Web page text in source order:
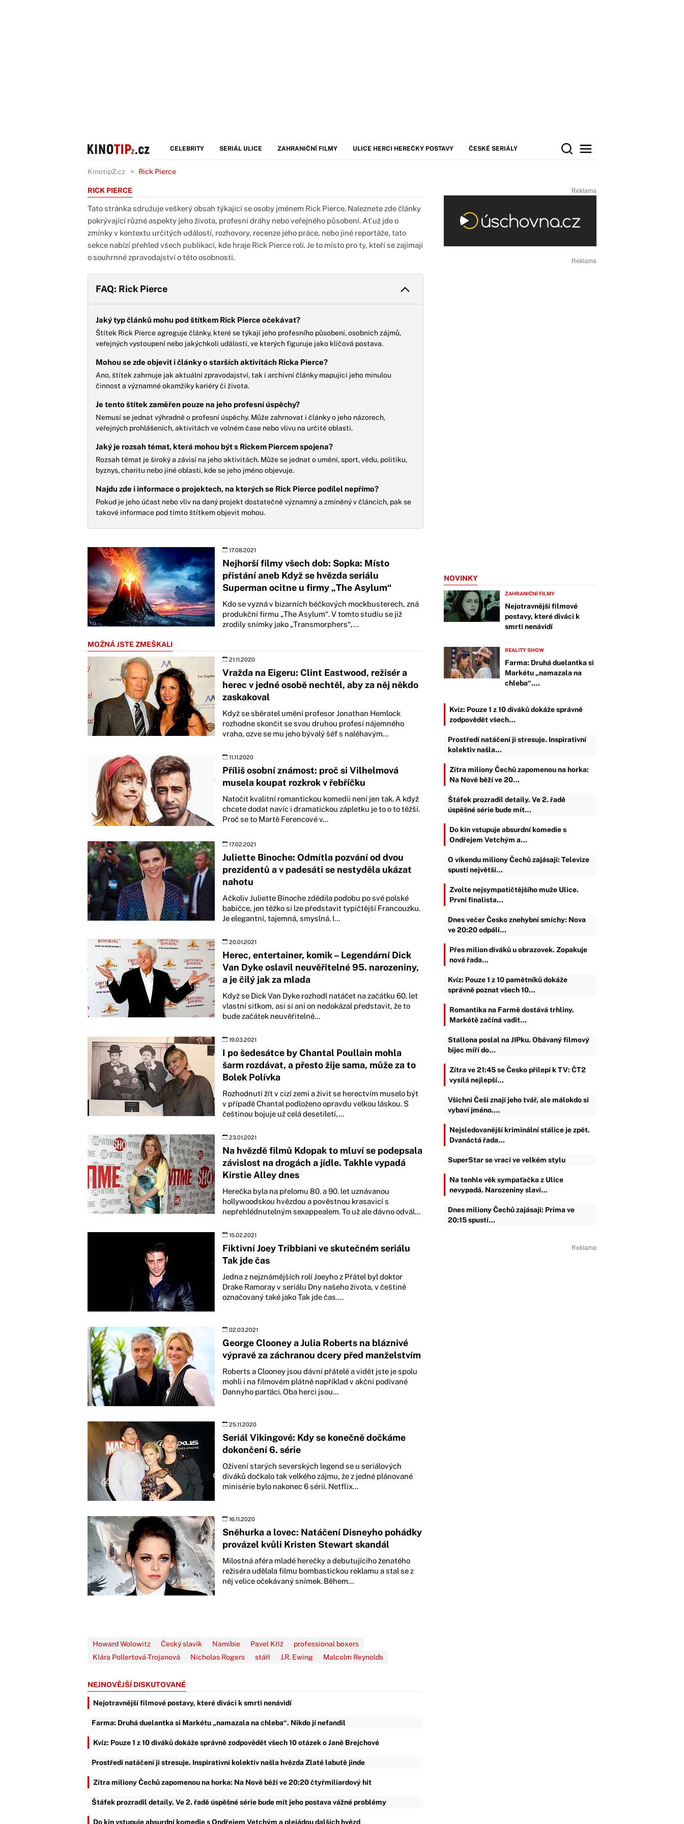
CELEBRITY SERIÁL ULICE ZAHRANIČNÍ FILMY ULICE HERCI HEREČKY POSTAVY ČESKÉ SERIÁLY
Kinotip2.cz Rick Pierce
RICK PIERCE
Tato stránka sdružuje veškerý obsah týkající se osoby jménem Rick Pierce. Naleznete zde články
pokrývající různé aspekty jeho života, profesní dráhy nebo veřejného působení. Ať už jde o
zmínky v kontextu určitých událostí, rozhovory, recenze jeho práce, nebo jiné reportáže, tato
sekce nabízí přehled všech publikací, kde hraje Rick Pierce roli. Je to místo pro ty, kteří se zajímají
o souhrnné zpravodajství o této osobnosti.
FAQ: Rick Pierce
Jaký typ článků mohu pod štítkem Rick Pierce očekávat?
Štítek Rick Pierce agreguje články, které se týkají jeho profesního působení, osobních zájmů,
veřejných vystoupení nebo jakýchkoli událostí, ve kterých figuruje jako klíčová postava.
Mohou se zde objevit i články o starších aktivitách Ricka Pierce?
Ano, štítek zahrnuje jak aktuální zpravodajství, tak i archivní články mapující jeho minulou
činnost a významné okamžiky kariéry či života.
Je tento štítek zaměřen pouze na jeho profesní úspěchy?
Nemusí se jednat výhradně o profesní úspěchy. Může zahrnovat i články o jeho názorech,
veřejných prohlášeních, aktivitách ve volném čase nebo vlivu na určité oblasti.
Jaký je rozsah témat, která mohou být s Rickem Piercem spojena?
Rozsah témat je široký a závisí na jeho aktivitách. Může se jednat o umění, sport, vědu, politiku,
byznys, charitu nebo jiné oblasti, kde se jeho jméno objevuje.
Najdu zde i informace o projektech, na kterých se Rick Pierce podílel nepřímo?
Pokud je jeho účast nebo vliv na daný projekt dostatečně významný a zmíněný v článcích, pak se
takové informace pod tímto štítkem objevit mohou.
17.08.2021
Nejhorší filmy všech dob: Sopka: Místo
přistání aneb Když se hvězda seriálu
Superman ocitne u firmy „The Asylum“
Kdo se vyzná v bizarních béčkových mockbusterech, zná
produkční firmu „The Asylum“. V tomto studiu se již
zrodily snímky jako „Transmorphers“,...
MOŽNÁ JSTE ZMEŠKALI
21.11.2020
Vražda na Eigeru: Clint Eastwood, režisér a
herec v jedné osobě nechtěl, aby za něj někdo
zaskakoval
Když se sběratel umění profesor Jonathan Hemlock
rozhodne skončit se svou druhou profesí nájemného
vraha, ozve se mu jeho bývalý šéf s naléhavým...
11.11.2020
Příliš osobní známost: proč si Vilhelmová
musela koupat rozkrok v řebříčku
Natočit kvalitní romantickou komedii není jen tak. A když
chcete dodat navíc i dramatickou zápletku je to o to těžší.
Proč se to Martě Ferencové v...
17.02.2021
Juliette Binoche: Odmítla pozvání od dvou
prezidentů a v padesáti se nestyděla ukázat
nahotu
Ačkoliv Juliette Binoche zdědila podobu po své polské
babičce, jen těžko si lze představit typičtější Francouzku.
Je elegantní, tajemná, smyslná. I...
20.01.2021
Herec, entertainer, komik – Legendární Dick
Van Dyke oslavil neuvěřitelné 95. narozeniny,
a je čilý jak za mlada
Když se Dick Van Dyke rozhodl natáčet na začátku 60. let
vlastní sitkom, asi si ani on nedokázal představit, že to
bude začátek neuvěřitelně...
19.03.2021
I po šedesátce by Chantal Poullain mohla
šarm rozdávat, a přesto žije sama, může za to
Bolek Polívka
Rozhodnutí žít v cizí zemi a živit se herectvím muselo být
v případě Chantal podloženo opravdu velkou láskou. S
češtinou bojuje už celá desetiletí,...
23.01.2021
Na hvězdě filmů Kdopak to mluví se podepsala
závislost na drogách a jídle. Takhle vypadá
Kirstie Alley dnes
Herečka byla na přelomu 80. a 90. let uznávanou
hollywoodskou hvězdou a pověstnou krasavicí s
nepřehlédnutelným sexappealem. To už ale dávno odvál...
15.02.2021
Fiktivní Joey Tribbiani ve skutečném seriálu
Tak jde čas
Jedna z nejznámějších rolí Joeyho z Přátel byl doktor
Drake Ramoray v seriálu Dny našeho života, v češtině
označovaný také jako Tak jde čas....
02.03.2021
George Clooney a Julia Roberts na bláznivé
výpravě za záchranou dcery před manželstvím
Roberts a Clooney jsou dávní přátelé a vidět jste je spolu
mohli i na filmovém plátně například v akční podívané
Dannyho parťáci. Oba herci jsou...
25.11.2020
Seriál Vikingové: Kdy se konečně dočkáme
dokončení 6. série
Oživení starých severských legend se u seriálových
diváků dočkalo tak velkého zájmu, že z jedné plánované
minisérie bylo nakonec 6 sérií. Netflix...
16.11.2020
Sněhurka a lovec: Natáčení Disneyho pohádky
provázel kvůli Kristen Stewart skandál
Milostná aféra mladé herečky a debutujícího ženatého
režiséra udělala filmu bombastickou reklamu a stal se z
něj velice očekávaný snímek. Během...
Howard Wolowitz Český slavík Namibie Pavel Kříž
professional boxers
Klára Pollertová-Trojanová
Nicholas Rogers stáří J.R. Ewing Malcolm Reynolds
NEJNOVĚJŠÍ DISKUTOVANÉ
Nejotravnější filmové postavy, které diváci k smrti nenávidí
Farma: Druhá duelantka si Markétu „namazala na chleba“. Nikdo jí nefandil
Kvíz: Pouze 1 z 10 diváků dokáže správně zodpovědět všech 10 otázek o Janě Brejchové
Prostředí natáčení ji stresuje. Inspirativní kolektiv našla hvězda Zlaté labutě jinde
Zítra miliony Čechů zapomenou na horka: Na Nově běží ve 20:20 čtyřmiliardový hit
Štáfek prozradil detaily. Ve 2. řadě úspěšné série bude mít jeho postava vážné problémy
Do kin vstupuje absurdní komedie s Ondřejem Vetchým a plejádou dalších hvězd
NOVINKY
ZAHRANIČNÍ FILMY
Nejotravnější filmové
postavy, které diváci k
smrti nenávidí
REALITY SHOW
Farma: Druhá duelantka si
Markétu „namazala na
chleba“.…
Kvíz: Pouze 1 z 10 diváků dokáže správně
zodpovědět všech…
Prostředí natáčení ji stresuje. Inspirativní
kolektiv našla…
Zítra miliony Čechů zapomenou na horka:
Na Nově běží ve 20…
Štáfek prozradil detaily. Ve 2. řadě
úspěšné série bude mít…
Do kin vstupuje absurdní komedie s
Ondřejem Vetchým a…
O víkendu miliony Čechů zajásají: Televize
spustí největší…
Zvolte nejsympatičtějšího muže Ulice.
První finalista…
Dnes večer Česko znehybní smíchy: Nova
ve 20:20 odpálí…
Přes milion diváků u obrazovek. Zopakuje
nová řada…
Kvíz: Pouze 1 z 10 pamětníků dokáže
správně poznat všech 10…
Romantika na Farmě dostává trhliny.
Markétě začíná vadit…
Stallona poslal na JIPku. Obávaný filmový
bijec míří do…
Zítra ve 21:45 se Česko přilepí k TV: ČT2
vysílá nejlepší…
Všichni Češi znají jeho tvář, ale málokdo si
vybaví jméno.…
Nejsledovanější kriminální stálice je zpět.
Dvanáctá řada…
SuperStar se vrací ve velkém stylu
Na tenhle věk sympaťačka z Ulice
nevypadá. Narozeniny slaví…
Dnes miliony Čechů zajásají: Prima ve
20:15 spustí…